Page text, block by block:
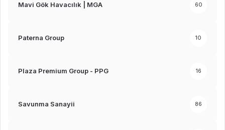
Mavi Gök Havacılık | MGA 60
Paterna Group 10
Plaza Premium Group - PPG 16
Savunma Sanayii 86